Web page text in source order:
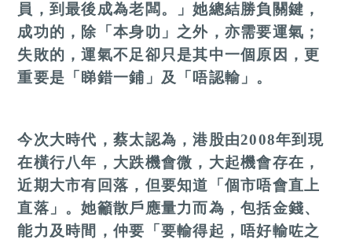
員，到最後成為老闆。」她總結勝負關鍵，
成功的，除「本身叻」之外，亦需要運氣；
失敗的，運氣不足卻只是其中一個原因，更
重要是「睇錯一鋪」及「唔認輸」。
今次大時代，蔡太認為，港股由2008年到現
在橫行八年，大跌機會微，大起機會存在，
近期大市有回落，但要知道「個市唔會直上
直落」。她籲散戶應量力而為，包括金錢、
能力及時間，仲要「要輸得起，唔好輸咗之